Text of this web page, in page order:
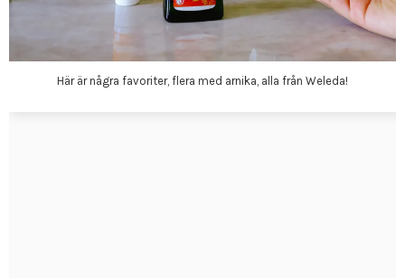
Här är några favoriter, flera med arnika, alla från Weleda!